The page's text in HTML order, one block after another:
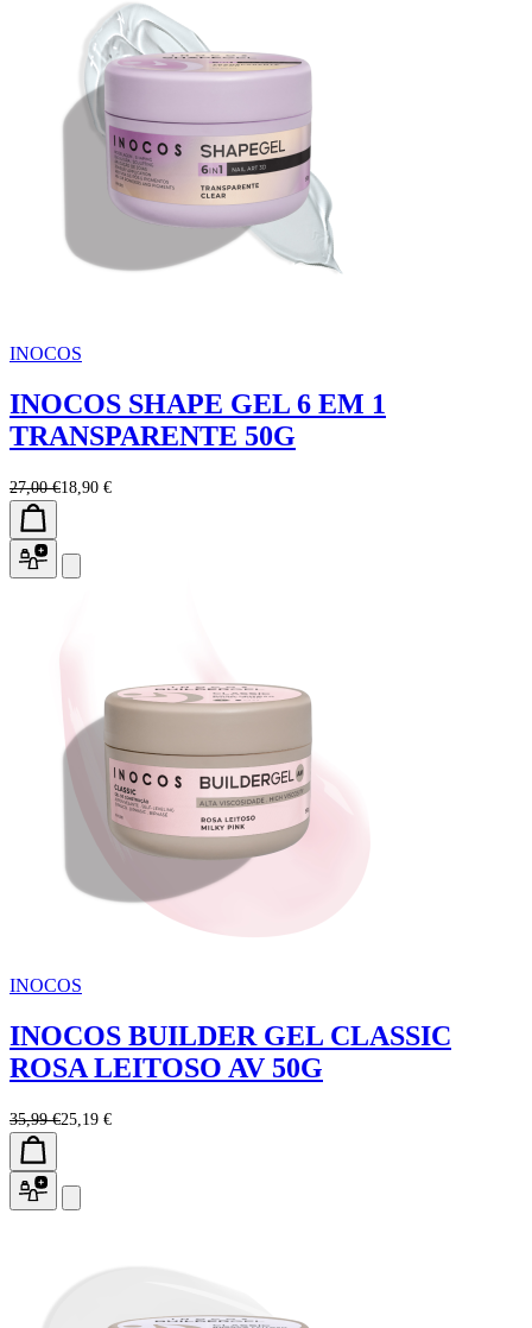
INOCOS
INOCOS SHAPE GEL 6 EM 1
TRANSPARENTE 50G
27,00 €18,90 €
INOCOS
INOCOS BUILDER GEL CLASSIC
ROSA LEITOSO AV 50G
35,99 €25,19 €